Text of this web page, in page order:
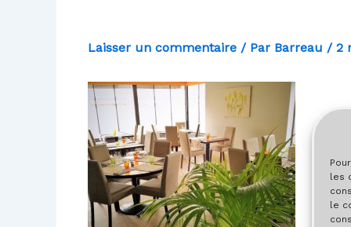
les
le
Laisser un commentaire / Par Barreau / 2